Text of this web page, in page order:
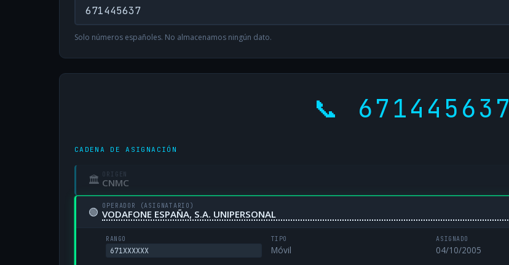
Solo números españoles. No almacenamos ningún dato.
📞 671445637
CADENA DE ASIGNACIÓN
🏛 ORIGEN
CNMC
🟢 OPERADOR (ASIGNATARIO)
VODAFONE ESPAÑA, S.A. UNIPERSONAL
RANGO
671XXXXXX
TIPO
Móvil
ASIGNADO
04/10/2005